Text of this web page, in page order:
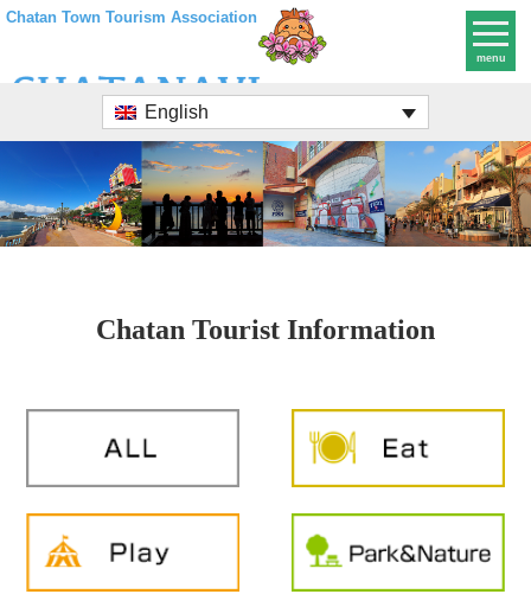
Chatan Town Tourism Association
English
menu
Chatan Tourist Information